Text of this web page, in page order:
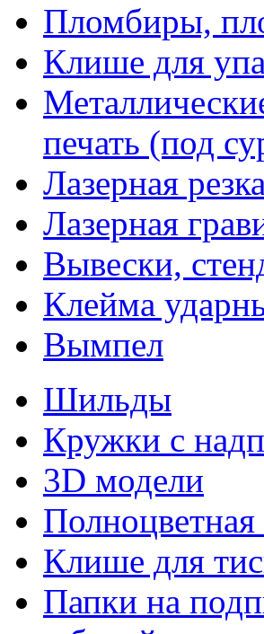
Пломбиры,
Клише для
печать (под
Лазерная резка
Лазерная
Вывески,
Клейма
Вымпел
Шильды
Кружки с
3D модели
Полноцветная
Клише для
Папки на